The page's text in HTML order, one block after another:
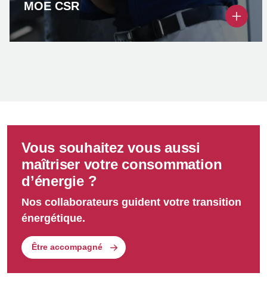
MOE CSR
Nous vous accompagnons sur vos projets de
Vous souhaitez vous aussi
maîtriser votre consommation
d’énergie ?
Nos collaborateurs guident votre transition
énergétique.
Être accompagné